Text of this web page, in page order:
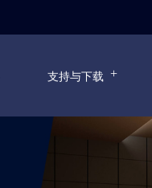
支持与下载